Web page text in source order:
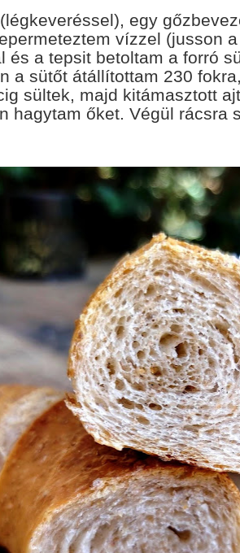
egy
vízzel (jusson
és a tepsit betoltam a forró
a sütőt átállítottam 230
sültek, majd kitámasztott
hagytam őket. Végül rácsra